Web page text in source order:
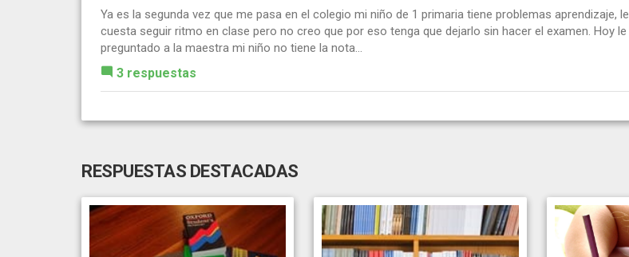
Ya es la segunda vez que me pasa en el colegio mi niño de 1 primaria tiene problemas aprendizaje, le
cuesta seguir ritmo en clase pero no creo que por eso tenga que dejarlo sin hacer el examen. Hoy le
preguntado a la maestra mi niño no tiene la nota...
3 respuestas
RESPUESTAS DESTACADAS